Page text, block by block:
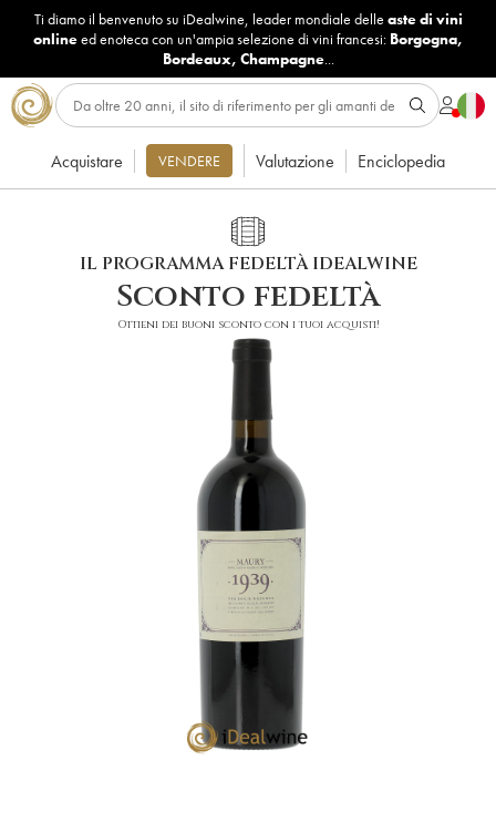
Ti diamo il benvenuto su iDealwine, leader mondiale delle aste di vini
onlineed enoteca con un'ampia selezione di vini francesi: Borgogna,
Bordeaux, Champagne...
Acquistare VENDERE Valutazione Enciclopedia
IL PROGRAMMA FEDELTÀ IDEALWINE
Sconto fedeltà
Ottieni dei buoni sconto con i tuoi acquisti!